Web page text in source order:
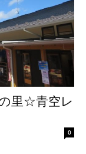
里☆青空レ
0